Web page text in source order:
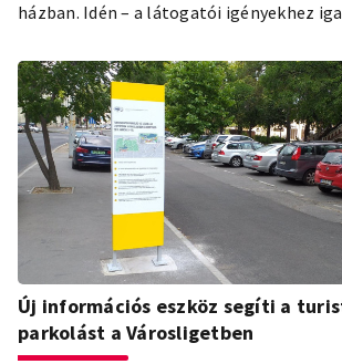
házban. Idén – a látogatói igényekhez
segítve – külön Budapestinfo pultban
információkkal, valamint
Új információs eszköz segíti a
parkolást a Városligetben